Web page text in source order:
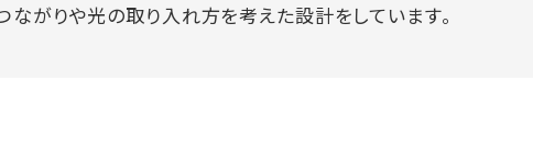
がりや光の取り入れ方を考えた設計をしています。